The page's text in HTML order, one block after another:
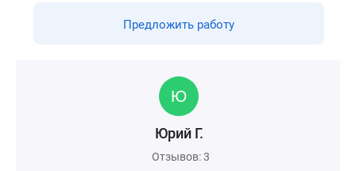
Предложить работу
Юрий Г.
Отзывов: 3